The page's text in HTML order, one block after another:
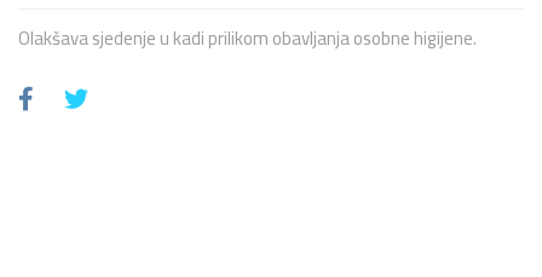
Olakšava sjedenje u kadi prilikom obavljanja osobne higijene.